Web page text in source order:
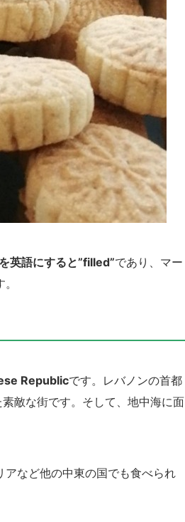
英語にすると”filled”であり、マー
Republicです。レバノンの首都
敵な街です。そして、地中海に面
など他の中東の国でも食べられ